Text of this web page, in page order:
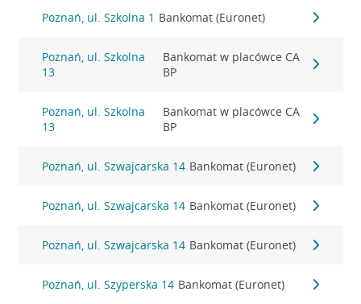
Poznań, ul. Szkolna 1 Bankomat (Euronet)
Poznań, ul. Szkolna
13
Bankomat w placówce CA
BP
Poznań, ul. Szkolna
13
Bankomat w placówce CA
BP
Poznań, ul. Szwajcarska 14 Bankomat (Euronet)
Poznań, ul. Szwajcarska 14 Bankomat (Euronet)
Poznań, ul. Szwajcarska 14 Bankomat (Euronet)
Poznań, ul. Szyperska 14 Bankomat (Euronet)